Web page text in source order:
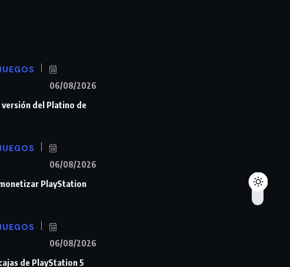
06/08/2026
del Platino de
06/08/2026
PlayStation
06/08/2026
de PlayStation 5